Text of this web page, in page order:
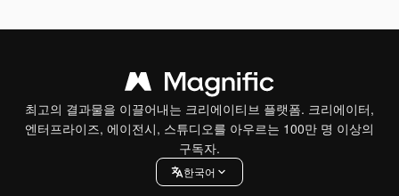
최고의 결과물을 이끌어내는 크리에이티브 플랫폼. 크리에이터,
엔터프라이즈, 에이전시, 스튜디오를 아우르는 100만 명 이상의
구독자.
한국어